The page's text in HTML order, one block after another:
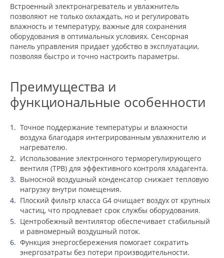
Встроенный электронагреватель и увлажнитель
позволяют не только охлаждать, но и регулировать
влажность и температуру, важные для сохранения
оборудования в оптимальных условиях. Сенсорная
панель управления придает удобство в эксплуатации,
позволяя быстро и точно настроить параметры.
Преимущества и
функциональные особенности
Точное поддержание температуры и влажности
воздуха благодаря интегрированным увлажнителю и
нагревателю.
Использование электронного терморегулирующего
вентиля (ТРВ) для эффективного контроля хладагента.
Выносной воздушный конденсатор снижает тепловую
нагрузку внутри помещения.
Плоский фильтр класса G4 очищает воздух от крупных
частиц, что продлевает срок службы оборудования.
Центробежный вентилятор обеспечивает стабильный
и равномерный воздушный поток.
Функция энергосбережения помогает сократить
энергозатраты без потери производительности.